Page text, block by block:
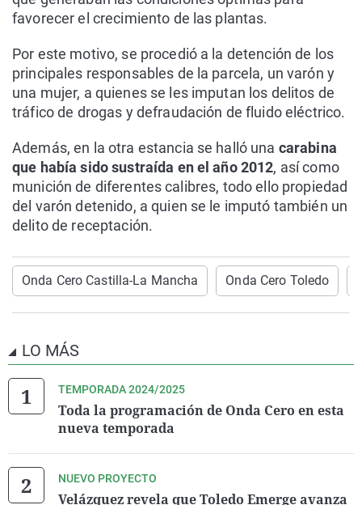
favorecer el crecimiento de las plantas.
Por este motivo, se procedió a la detención de los
principales responsables de la parcela, un varón y
una mujer, a quienes se les imputan los delitos de
tráfico de drogas y defraudación de fluido eléctrico.
Además, en la otra estancia se halló una carabina
que había sido sustraída en el año 2012, así como
munición de diferentes calibres, todo ello propiedad
del varón detenido, a quien se le imputó también un
delito de receptación.
Onda Cero Castilla-La Mancha Onda Cero Toledo
LO MÁS
TEMPORADA 2024/2025
Toda la programación de Onda Cero en esta
nueva temporada
NUEVO PROYECTO
Velázquez revela que Toledo Emerge avanza